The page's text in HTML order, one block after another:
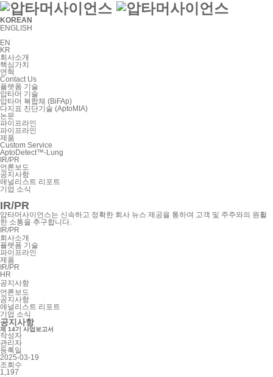
KOREAN
ENGLISH
EN
KR
회사소개
핵심가치
연혁
Contact Us
플랫폼 기술
압타머 기술
압타머 복합체 (BiFAp)
다지표 진단기술 (AptoMIA)
논문
파이프라인
파이프라인
제품
Custom Service
AptoDetect™-Lung
IR/PR
언론보도
공지사항
애널리스트 리포트
기업 소식
IR/PR
압타머사이언스는 신속하고 정확한 회사 뉴스 제공을 통하여 고객 및 주주와의 원활
한 소통을 추구합니다.
IR/PR
회사소개
플랫폼 기술
파이프라인
제품
IR/PR
HR
공지사항
언론보도
공지사항
애널리스트 리포트
기업 소식
공지사항
제 14기 사업보고서
작성자
관리자
등록일
2025-03-19
조회수
1,197